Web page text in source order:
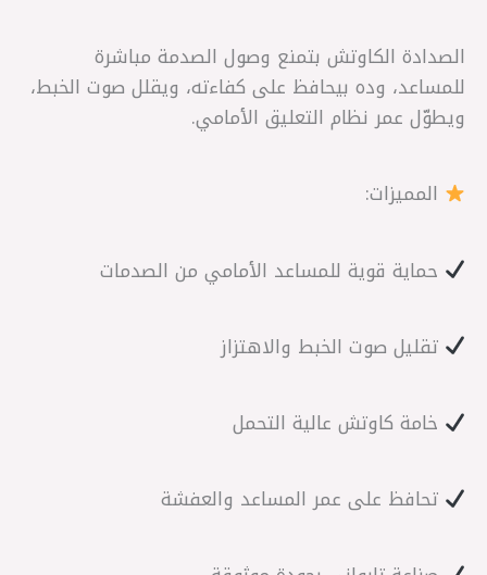
الصدادة الكاوتش بتمنع وصول الصدمة مباشرة
للمساعد، وده بيحافظ على كفاءته، ويقلل صوت الخبط،
ويطوّل عمر نظام التعليق الأمامي.
المميزات:
حماية قوية للمساعد الأمامي من الصدمات
تقليل صوت الخبط والاهتزاز
خامة كاوتش عالية التحمل
تحافظ على عمر المساعد والعفشة